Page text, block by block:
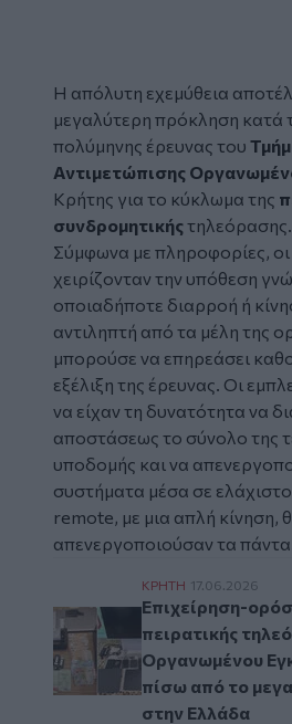
Η απόλυτη εχεμύθεια
μεγαλύτερη πρόκληση κατά
πολύμηνης έρευνας του
Αντιμετώπισης
Κρήτης για το κύκλωμα της
συνδρομητικήςτηλεόρασης.
Σύμφωνα με πληροφορίες,
χειρίζονταν την υπόθεση
οποιαδήποτε διαρροή ή
αντιληπτή από τα μέλη της
μπορούσε να επηρεάσει
εξέλιξη της έρευνας. Οι
να είχαν τη δυνατότητα να
αποστάσεως το σύνολο της
υποδομής και να
συστήματα μέσα σε
remote, με μια απλή κίνηση,
απενεργοποιούσαν τα
Επιχείρηση-
ΚΡΗΤΗ 17.06.2026
Επιχείρηση-
πειρατικής
Οργανωμένου
πίσω από το
στην Ελλάδα